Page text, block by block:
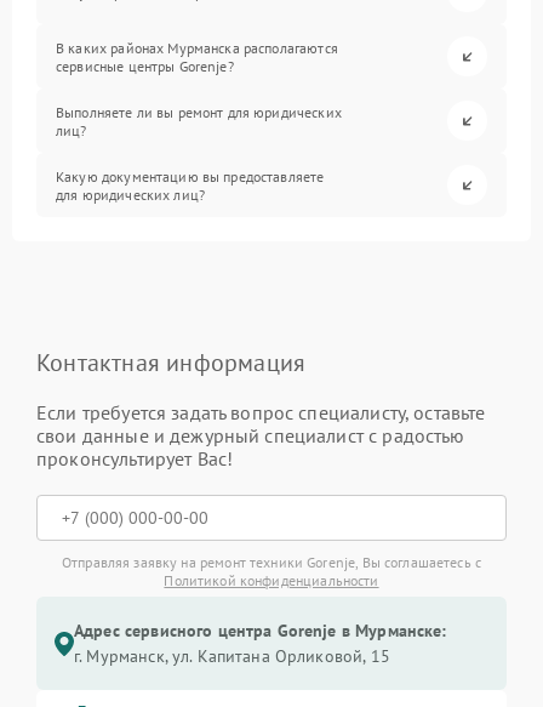
В каких районах Мурманска располагаются
сервисные центры Gorenje?
Выполняете ли вы ремонт для юридических
лиц?
Какую документацию вы предоставляете
для юридических лиц?
Контактная информация
Если требуется задать вопрос специалисту, оставьте
свои данные и дежурный специалист с радостью
проконсультирует Вас!
Отправляя заявку на ремонт техники Gorenje, Вы соглашаетесь с
Политикой конфиденциальности
Адрес сервисного центра Gorenje в Мурманске:
г. Мурманск, ул. Капитана Орликовой, 15